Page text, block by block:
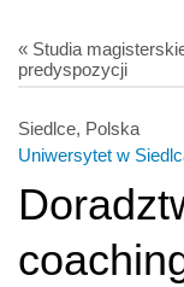
« Studia
predyspozycji
Siedlce, Polska
Uniwersytet w